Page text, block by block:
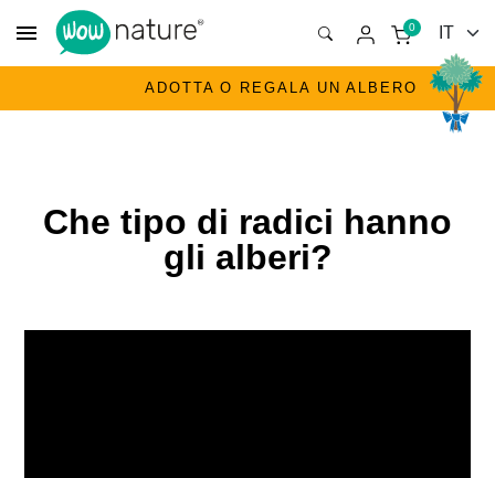
menu 0
ADOTTA O REGALA UN ALBERO
Che tipo di radici hanno
gli alberi?